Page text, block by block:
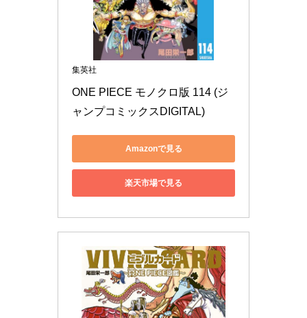
集英社
ONE PIECE モノクロ版 114 (ジ
ャンプコミックスDIGITAL)
Amazonで見る
楽天市場で見る